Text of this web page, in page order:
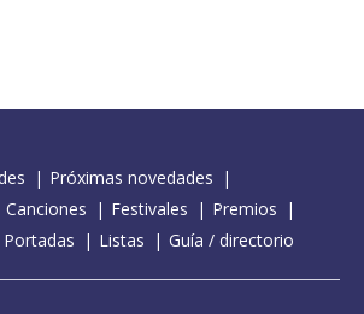
Próximas novedades
Canciones Festivales
Premios
Portadas Listas Guía / directorio